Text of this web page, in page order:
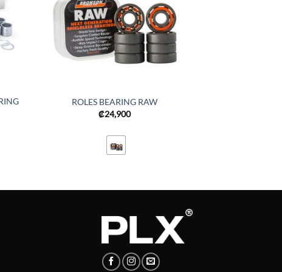
ROLES BEARING RAW
₡24,900